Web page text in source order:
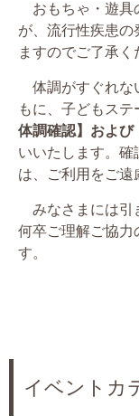
おもちゃ・遊具
が、流行性疾患
ますのでご了承く
体調がすぐれな
もに、子どもステ
体調確認】および
いいたします。確
は、ご利用をご遠
みなさまには引
何卒ご理解ご協力
す。
イベントカ